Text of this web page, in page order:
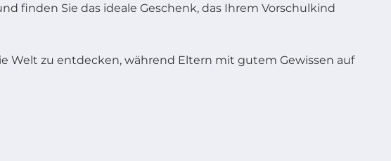
finden Sie das ideale Geschenk, das Ihrem Vorschulkind
Welt zu entdecken, während Eltern mit gutem Gewissen auf